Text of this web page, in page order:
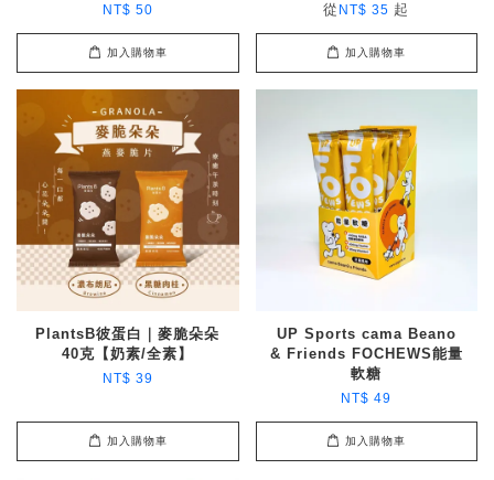
NT$ 50
加入購物車
從 NT$ 35 起
加入購物車
PlantsB彼蛋白｜麥脆朵朵
40克【奶素/全素】
NT$ 39
加入購物車
UP Sports cama Beano
& Friends FOCHEWS能量
軟糖
NT$ 49
加入購物車